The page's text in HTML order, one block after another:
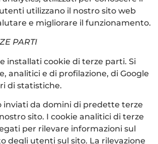
utilizzano il nostro sito web
e migliorare il funzionamento.
PARTI
installati cookie di terze parti. Si
analitici e di profilazione, di Google
di statistiche.
inviati da domini di predette terze
sito. I cookie analitici di terze
per rilevare informazioni sul
degli utenti sul sito. La rilevazione